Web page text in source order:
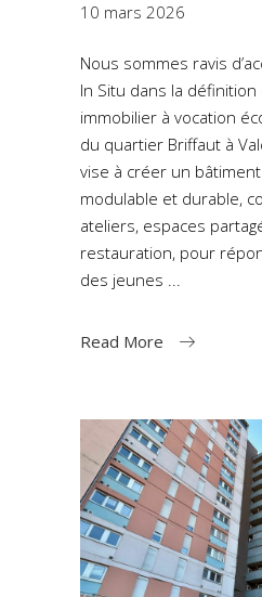
10 mars 2026
Nous sommes ravis
In Situ dans la définition
immobilier à vocation
du quartier Briffaut à
vise à créer un
modulable et durable,
ateliers, espaces
restauration, pour
des jeunes
Read More